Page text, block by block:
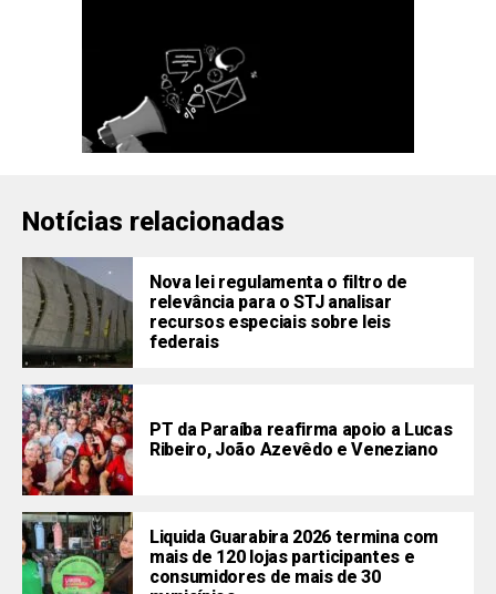
Notícias relacionadas
Nova lei regulamenta o filtro de
relevância para o STJ analisar
recursos especiais sobre leis
federais
PT da Paraíba reafirma apoio a Lucas
Ribeiro, João Azevêdo e Veneziano
Liquida Guarabira 2026 termina com
mais de 120 lojas participantes e
consumidores de mais de 30